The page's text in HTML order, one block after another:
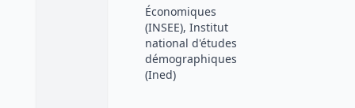
Économiques
(INSEE), Institut
national d'études
démographiques
(Ined)